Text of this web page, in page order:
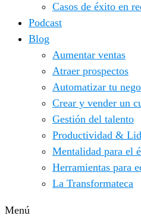
Casos de éxito en
Podcast
Blog
Aumentar ventas
Atraer prospectos
Automatizar tu
Crear y vender un
Gestión del talento
Productividad &
Mentalidad para el
Herramientas para
La Transformateca
Menú